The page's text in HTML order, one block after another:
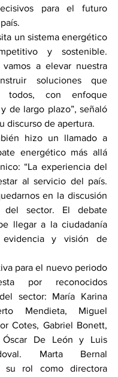
para el futuro
un sistema energético
y sostenible.
a elevar nuestra
soluciones que
todos, con enfoque
de largo plazo”, señaló
discurso de apertura.
hizo un llamado a
energético más allá
“La experiencia del
al servicio del país.
en la discusión
del sector. El debate
llegar a la ciudadanía
evidencia y visión de
para el nuevo periodo
por reconocidos
sector: María Karina
Mendieta, Miguel
Cotes, Gabriel Bonett,
Óscar De León y Luis
Marta Bernal
su rol como directora